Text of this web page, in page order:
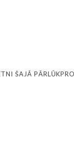
ŠAJĀ